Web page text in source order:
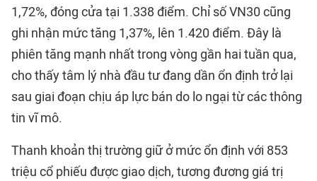
1,72%, đóng cửa tại 1.338 điểm. Chỉ số VN30 cũng
ghi nhận mức tăng 1,37%, lên 1.420 điểm. Đây là
phiên tăng mạnh nhất trong vòng gần hai tuần qua,
cho thấy tâm lý nhà đầu tư đang dần ổn định trở lại
sau giai đoạn chịu áp lực bán do lo ngại từ các thông
tin vĩ mô.
Thanh khoản thị trường giữ ở mức ổn định với 853
triệu cổ phiếu được giao dịch, tương đương giá trị